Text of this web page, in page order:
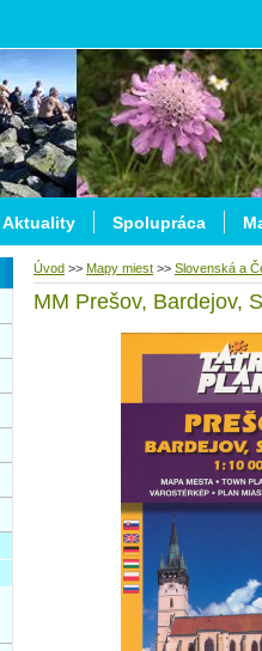
Úvod >> Mapy miest >> Slovenská a
MM Prešov, Bardejov,
Aktuality Spolupráca